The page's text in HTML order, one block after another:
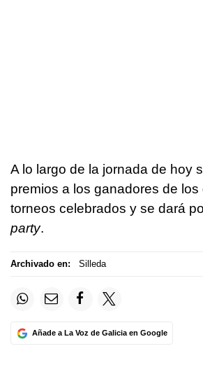
A lo largo de la jornada de hoy
premios a los ganadores de los
torneos celebrados y se dará
party.
Archivado en: Silleda
Añade a La Voz de Galicia en Google